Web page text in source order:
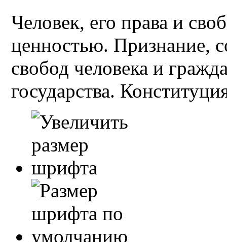
Человек, его права и
ценностью. Признание,
свобод человека и
государства.